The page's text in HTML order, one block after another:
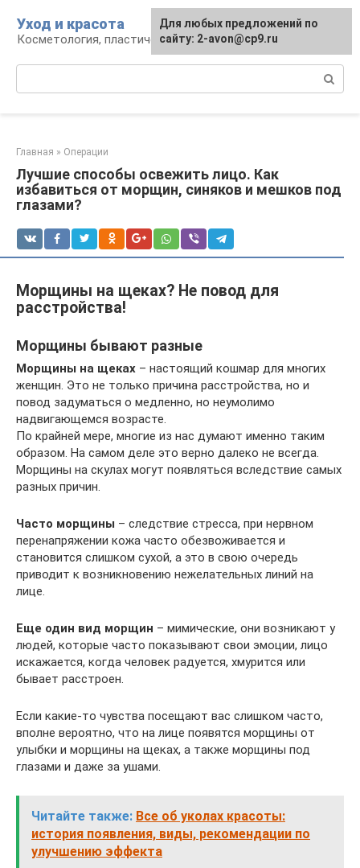
контенту
Уход и красота
Косметология, пластическая хирургия, уход
Главная » Операции
Лучшие способы освежить лицо. Как
избавиться от морщин, синяков и мешков под
глазами?
Морщины на щеках? Не повод для
расстройства!
Морщины бывают разные
Морщины на щеках – настоящий кошмар для многих
женщин. Это не только причина расстройства, но и
повод задуматься о медленно, но неумолимо
надвигающемся возрасте.
По крайней мере, многие из нас думают именно таким
образом. На самом деле это верно далеко не всегда.
Морщины на скулах могут появляться вследствие самых
разных причин.
Часто морщины – следствие стресса, при нервном
перенапряжении кожа часто обезвоживается и
становится слишком сухой, а это в свою очередь
приводит к возникновению нежелательных линий на
лице.
Еще один вид морщин – мимические, они возникают у
людей, которые часто показывают свои эмоции, лицо
искажается, когда человек радуется, хмурится или
бывает расстроен.
Если какие-то чувства посещают вас слишком часто,
вполне вероятно, что на лице появятся морщины от
улыбки и морщины на щеках, а также морщины под
глазами и даже за ушами.
Читайте также: Все об уколах красоты:
история появления, виды, рекомендации по
улучшению эффекта
Для любых предложений по
сайту: 2-avon@cp9.ru